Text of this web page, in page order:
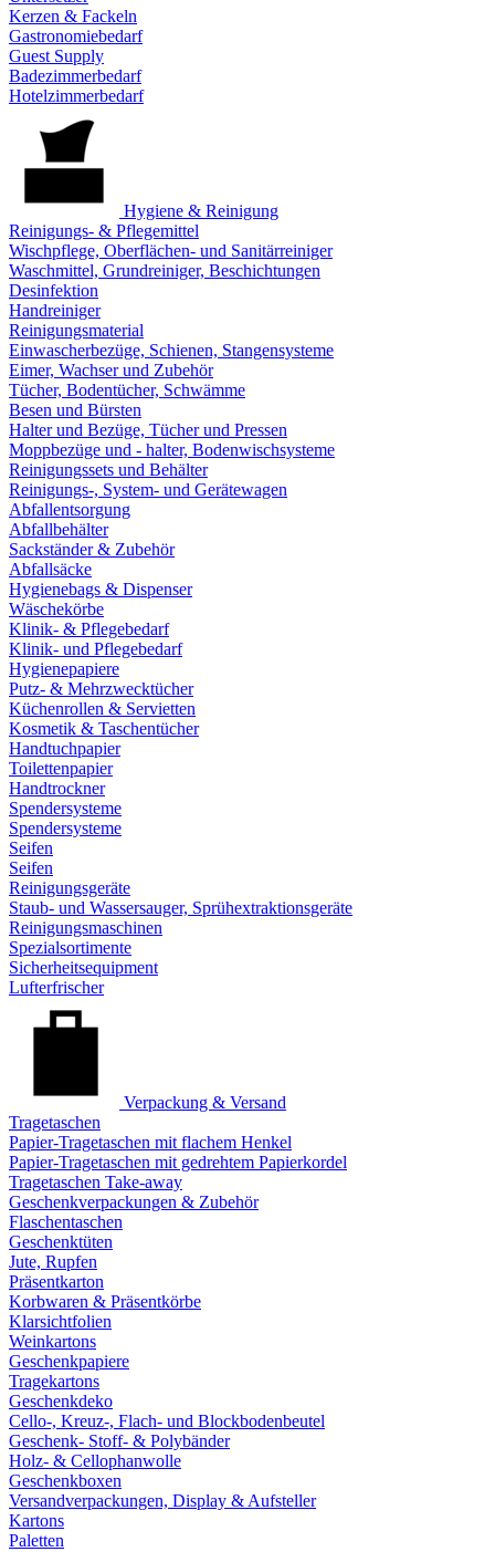
Kerzen & Fackeln
Gastronomiebedarf
Guest Supply
Badezimmerbedarf
Hotelzimmerbedarf
Hygiene & Reinigung
Reinigungs- & Pflegemittel
Wischpflege, Oberflächen- und Sanitärreiniger
Waschmittel, Grundreiniger, Beschichtungen
Desinfektion
Handreiniger
Reinigungsmaterial
Einwascherbezüge, Schienen, Stangensysteme
Eimer, Wachser und Zubehör
Tücher, Bodentücher, Schwämme
Besen und Bürsten
Halter und Bezüge, Tücher und Pressen
Moppbezüge und - halter, Bodenwischsysteme
Reinigungssets und Behälter
Reinigungs-, System- und Gerätewagen
Abfallentsorgung
Abfallbehälter
Sackständer & Zubehör
Abfallsäcke
Hygienebags & Dispenser
Wäschekörbe
Klinik- & Pflegebedarf
Klinik- und Pflegebedarf
Hygienepapiere
Putz- & Mehrzwecktücher
Küchenrollen & Servietten
Kosmetik & Taschentücher
Handtuchpapier
Toilettenpapier
Handtrockner
Spendersysteme
Spendersysteme
Seifen
Seifen
Reinigungsgeräte
Staub- und Wassersauger, Sprühextraktionsgeräte
Reinigungsmaschinen
Spezialsortimente
Sicherheitsequipment
Lufterfrischer
Verpackung & Versand
Tragetaschen
Papier-Tragetaschen mit flachem Henkel
Papier-Tragetaschen mit gedrehtem Papierkordel
Tragetaschen Take-away
Geschenkverpackungen & Zubehör
Flaschentaschen
Geschenktüten
Jute, Rupfen
Präsentkarton
Korbwaren & Präsentkörbe
Klarsichtfolien
Weinkartons
Geschenkpapiere
Tragekartons
Geschenkdeko
Cello-, Kreuz-, Flach- und Blockbodenbeutel
Geschenk- Stoff- & Polybänder
Holz- & Cellophanwolle
Geschenkboxen
Versandverpackungen, Display & Aufsteller
Kartons
Paletten